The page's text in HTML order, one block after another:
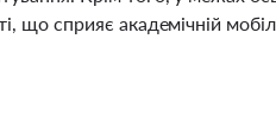
що сприяє академічній